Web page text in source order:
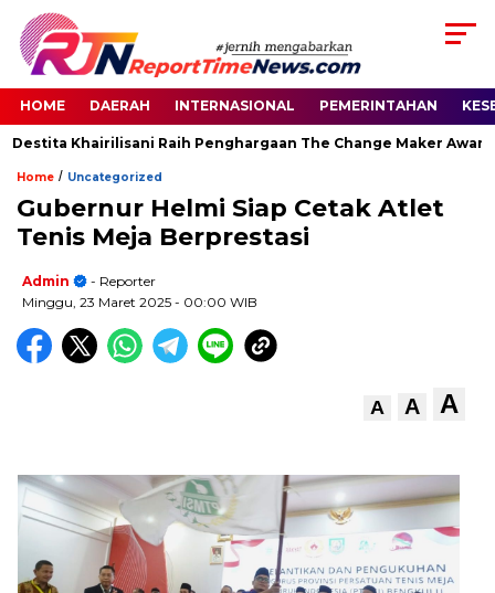
HOME DAERAH INTERNASIONAL PEMERINTAHAN
Khairilisani Raih Penghargaan The Change Maker Awards
Home / Uncategorized
Gubernur Helmi Siap Cetak Atlet
Tenis Meja Berprestasi
Admin
- Reporter
Minggu, 23 Maret 2025 - 00:00 WIB
A A A